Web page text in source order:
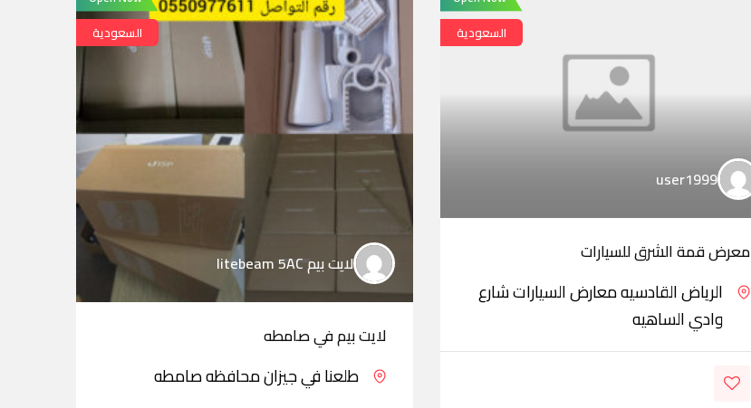
السعودية
user1999
معرض قمة الشرق للسيارات
الرياض القادسيه معارض السيارات شارع
وادي الساهيه
السعودية
لايت بيم litebeam 5AC
لايت بيم في صامطه
طلعنا في جيزان محافظه صامطه